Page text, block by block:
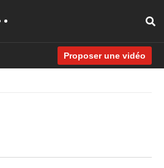
Proposer une vidéo